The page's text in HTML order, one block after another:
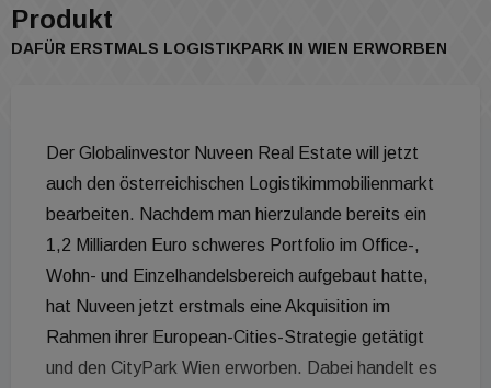
Produkt
DAFÜR ERSTMALS LOGISTIKPARK IN WIEN ERWORBEN
Der Globalinvestor Nuveen Real Estate will jetzt
auch den österreichischen Logistikimmobilienmarkt
bearbeiten. Nachdem man hierzulande bereits ein
1,2 Milliarden Euro schweres Portfolio im Office-,
Wohn- und Einzelhandelsbereich aufgebaut hatte,
hat Nuveen jetzt erstmals eine Akquisition im
Rahmen ihrer European-Cities-Strategie getätigt
und den CityPark Wien erworben. Dabei handelt es